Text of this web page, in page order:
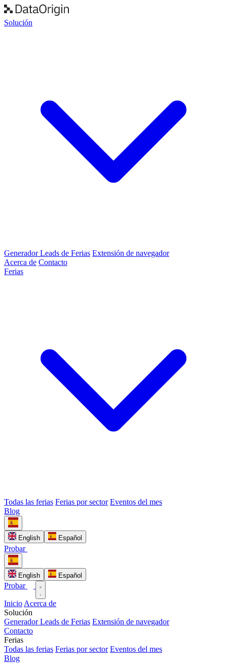
Solución
Generador Leads de Ferias Extensión de navegador
Acerca de Contacto
Ferias
Todas las ferias Ferias por sector Eventos del mes
Blog
English Español
Probar
English Español
Probar
Inicio Acerca de
Solución
Generador Leads de Ferias Extensión de navegador
Contacto
Ferias
Todas las ferias Ferias por sector Eventos del mes
Blog